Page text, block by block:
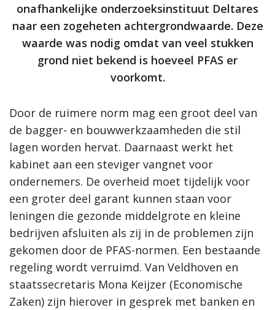
onafhankelijke onderzoeksinstituut Deltares
naar een zogeheten achtergrondwaarde. Deze
waarde was nodig omdat van veel stukken
grond niet bekend is hoeveel PFAS er
voorkomt.
Door de ruimere norm mag een groot deel van
de bagger- en bouwwerkzaamheden die stil
lagen worden hervat. Daarnaast werkt het
kabinet aan een steviger vangnet voor
ondernemers. De overheid moet tijdelijk voor
een groter deel garant kunnen staan voor
leningen die gezonde middelgrote en kleine
bedrijven afsluiten als zij in de problemen zijn
gekomen door de PFAS-normen. Een bestaande
regeling wordt verruimd. Van Veldhoven en
staatssecretaris Mona Keijzer (Economische
Zaken) zijn hierover in gesprek met banken en